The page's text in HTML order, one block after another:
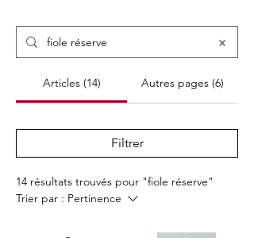
Articles (14) Autres pages (6)
Filtrer
14 résultats trouvés pour "fiole réserve"
Trier par : Pertinence